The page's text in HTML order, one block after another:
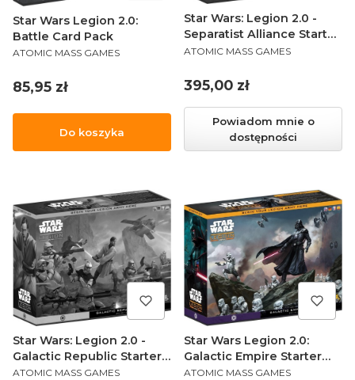
Star Wars Legion 2.0:
Battle Card Pack
PRODUCENT
ATOMIC MASS GAMES
Cena
85,95 zł
Do koszyka
Star Wars: Legion 2.0 -
Separatist Alliance Starter
Set
PRODUCENT
ATOMIC MASS GAMES
Cena
395,00 zł
Powiadom mnie o
dostępności
Star Wars: Legion 2.0 -
Galactic Republic Starter
Set
PRODUCENT
ATOMIC MASS GAMES
Star Wars Legion 2.0:
Galactic Empire Starter
Set
PRODUCENT
ATOMIC MASS GAMES